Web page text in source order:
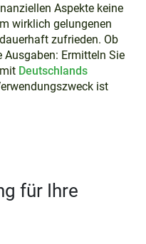
Aspekte keine
wirklich gelungenen
zufrieden. Ob
Ausgaben: Ermitteln Sie
Deutschlands
ist
für Ihre